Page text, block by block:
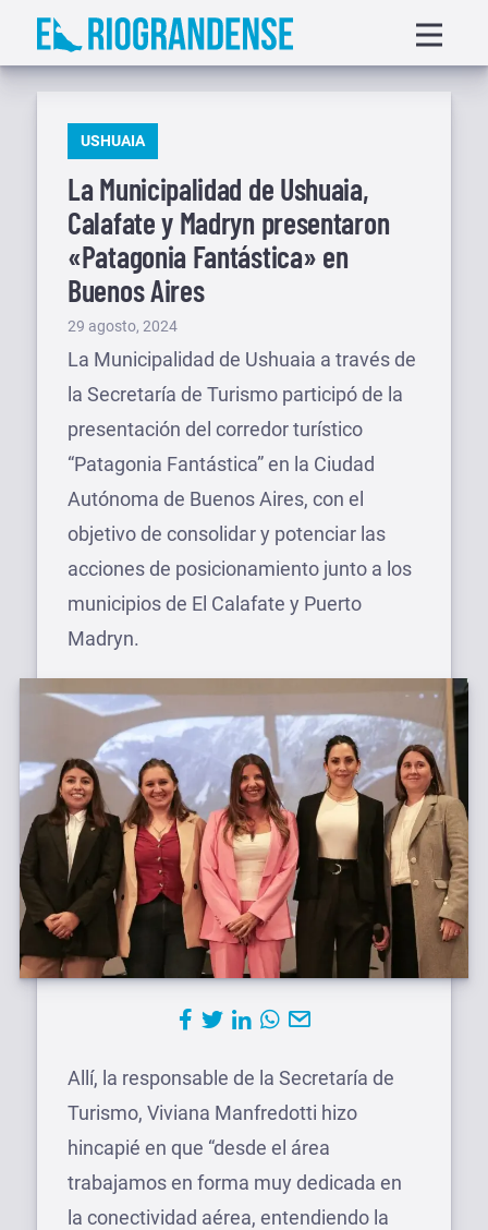
Saltar
menu
PUBLICADO
USHUAIA
La Municipalidad de Ushuaia,
Calafate y Madryn presentaron
«Patagonia Fantástica» en
Buenos Aires
Publicado
el
29 agosto, 2024
La Municipalidad de Ushuaia a través de
la Secretaría de Turismo participó de la
presentación del corredor turístico
“Patagonia Fantástica” en la Ciudad
Autónoma de Buenos Aires, con el
objetivo de consolidar y potenciar las
acciones de posicionamiento junto a los
municipios de El Calafate y Puerto
Madryn.
Allí, la responsable de la Secretaría de
Turismo, Viviana Manfredotti hizo
hincapié en que “desde el área
trabajamos en forma muy dedicada en
la conectividad aérea, entendiendo la